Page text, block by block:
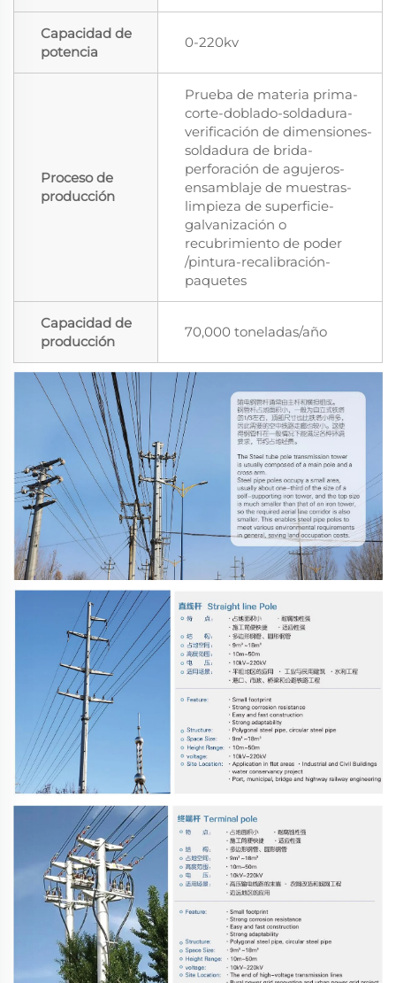
Capacidad de
potencia
0-220kv
Proceso de
producción
Prueba de materia prima-
corte-doblado-soldadura-
verificación de dimensiones-
soldadura de brida-
perforación de agujeros-
ensamblaje de muestras-
limpieza de superficie-
galvanización o
recubrimiento de poder
/pintura-recalibración-
paquetes
Capacidad de
producción
70,000 toneladas/año